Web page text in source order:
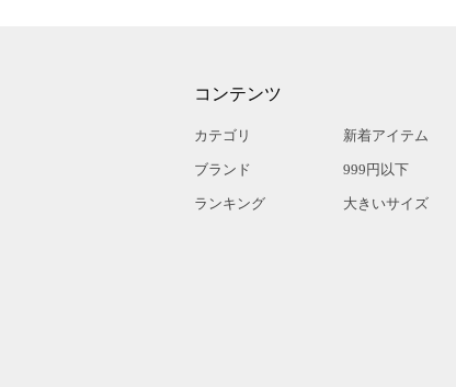
コンテンツ
カテゴリ
ブランド
ランキング
新着アイテム
999円以下
大きいサイズ